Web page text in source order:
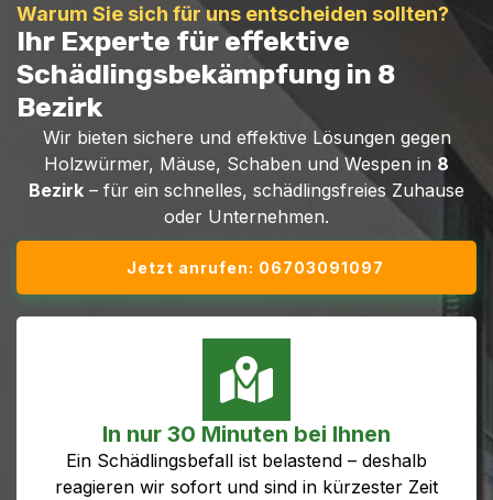
Warum Sie sich für uns entscheiden sollten?
Ihr Experte für effektive
Schädlingsbekämpfung in 8
Bezirk
Wir bieten sichere und effektive Lösungen gegen
Holzwürmer, Mäuse, Schaben und Wespen in 8
Bezirk – für ein schnelles, schädlingsfreies Zuhause
oder Unternehmen.
Jetzt anrufen: 06703091097
In nur 30 Minuten bei Ihnen
Ein Schädlingsbefall ist belastend – deshalb
reagieren wir sofort und sind in kürzester Zeit